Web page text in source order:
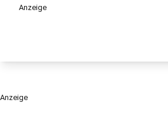
Anzeige
Anzeige